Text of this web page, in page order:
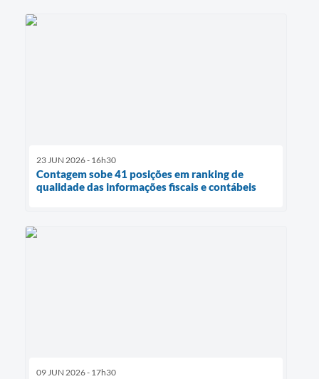
23 JUN 2026 - 16h30
Contagem sobe 41 posições em ranking de
qualidade das informações fiscais e contábeis
09 JUN 2026 - 17h30